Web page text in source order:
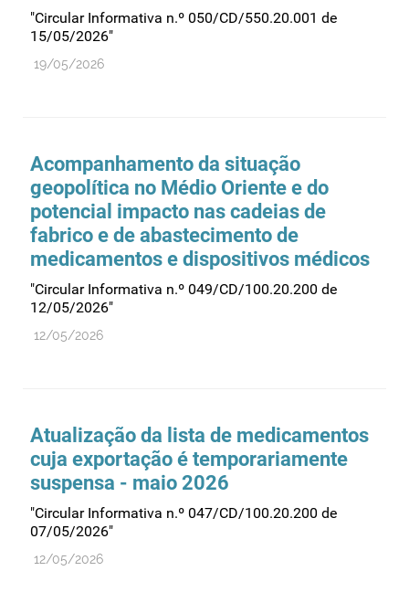
"Circular Informativa n.º 050/CD/550.20.001 de
15/05/2026"
19/05/2026
Acompanhamento da situação
geopolítica no Médio Oriente e do
potencial impacto nas cadeias de
fabrico e de abastecimento de
medicamentos e dispositivos médicos
"Circular Informativa n.º 049/CD/100.20.200 de
12/05/2026"
12/05/2026
Atualização da lista de medicamentos
cuja exportação é temporariamente
suspensa - maio 2026
"Circular Informativa n.º 047/CD/100.20.200 de
07/05/2026"
12/05/2026